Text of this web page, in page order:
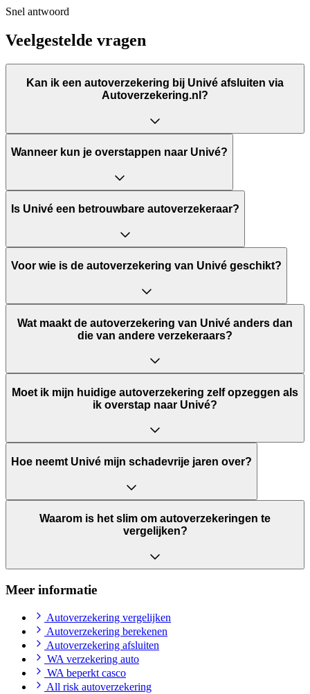
Snel antwoord
Veelgestelde vragen
Kan ik een autoverzekering bij Univé afsluiten via
Autoverzekering.nl?
Wanneer kun je overstappen naar Univé?
Is Univé een betrouwbare autoverzekeraar?
Voor wie is de autoverzekering van Univé geschikt?
Wat maakt de autoverzekering van Univé anders dan
die van andere verzekeraars?
Moet ik mijn huidige autoverzekering zelf opzeggen als
ik overstap naar Univé?
Hoe neemt Univé mijn schadevrije jaren over?
Waarom is het slim om autoverzekeringen te
vergelijken?
Meer informatie
Autoverzekering vergelijken
Autoverzekering berekenen
Autoverzekering afsluiten
WA verzekering auto
WA beperkt casco
All risk autoverzekering